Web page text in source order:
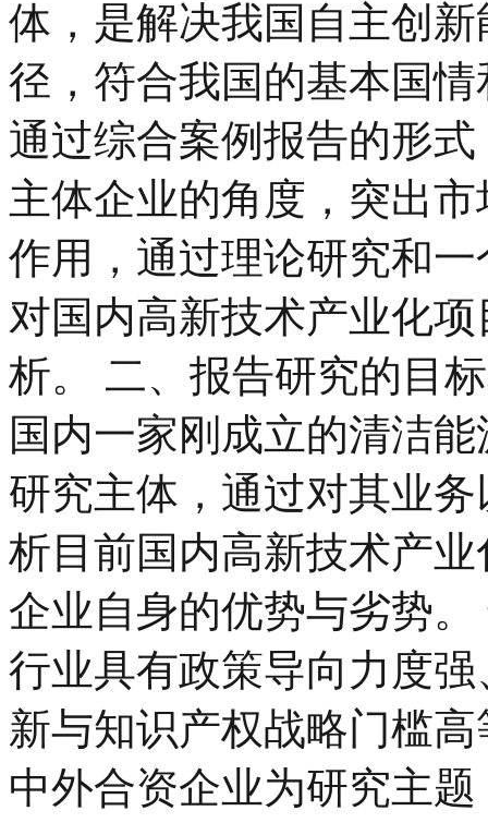
体，是解决我国自主创
径，符合我国的基本国
通过综合案例报告的形
主体企业的角度，突出
作用，通过理论研究和
对国内高新技术产业化
析。 二、报告研究的目
国内一家刚成立的清洁
研究主体，通过对其业
析目前国内高新技术产
企业自身的优势与劣势
行业具有政策导向力度
新与知识产权战略门槛
中外合资企业为研究主